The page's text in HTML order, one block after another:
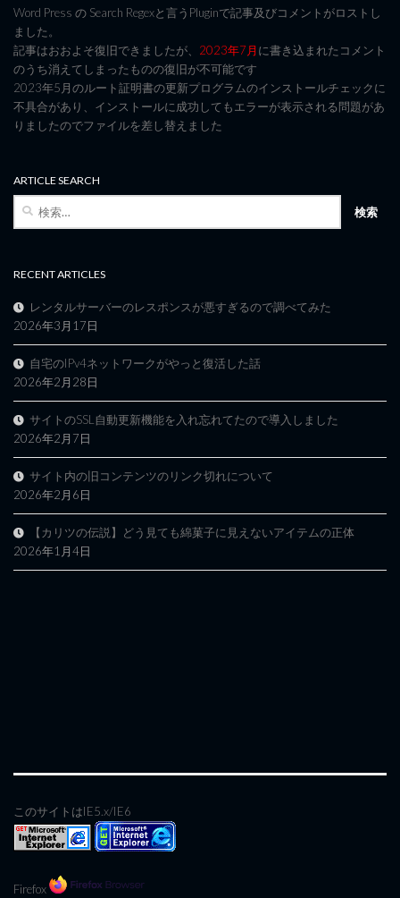
Word Press の Search Regexと言うPluginで記事及びコメントがロストし
ました。
記事はおおよそ復旧できましたが、 2023年7月に書き込まれたコメント
のうち消えてしまったものの復旧が不可能です
2023年5月のルート証明書の更新プログラムのインストールチェックに
不具合があり、インストールに成功してもエラーが表示される問題があ
りましたのでファイルを差し替えました
ARTICLE SEARCH
検
RECENT ARTICLES
レンタルサーバーのレスポンスが悪すぎるので調べてみた
2026年3月17日
自宅のIPv4ネットワークがやっと復活した話
2026年2月28日
サイトのSSL自動更新機能を入れ忘れてたので導入しました
2026年2月7日
サイト内の旧コンテンツのリンク切れについて
2026年2月6日
【カリツの伝説】どう見ても綿菓子に見えないアイテムの正体
2026年1月4日
このサイトはIE5.x/IE6
Firefox